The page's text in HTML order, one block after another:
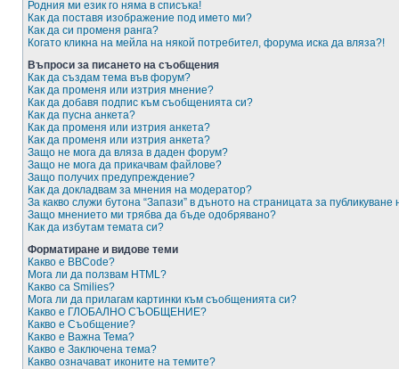
Родния ми език го няма в списъка!
Как да поставя изображение под името ми?
Как да си променя ранга?
Когато кликна на мейла на някой потребител, форума иска да вляза?!
Въпроси за писането на съобщения
Как да създам тема във форум?
Как да променя или изтрия мнение?
Как да добавя подпис към съобщенията си?
Как да пусна анкета?
Как да променя или изтрия анкета?
Как да променя или изтрия анкета?
Защо не мога да вляза в даден форум?
Защо не мога да прикачвам файлове?
Защо получих предупреждение?
Как да докладвам за мнения на модератор?
За какво служи бутона “Запази” в дъното на страницата за
Защо мнението ми трябва да бъде одобрявано?
Как да избутам темата си?
Форматиране и видове теми
Какво е BBCode?
Мога ли да ползвам HTML?
Какво са Smilies?
Мога ли да прилагам картинки към съобщенията си?
Какво е ГЛОБАЛНО СЪОБЩЕНИЕ?
Какво е Съобщение?
Какво е Важна Тема?
Какво е Заключена тема?
Какво означават иконите на темите?